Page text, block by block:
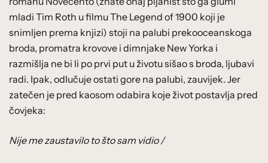
mladi Tim Roth u filmu The Legend of 1900 koji je
snimljen prema knjizi) stoji na palubi prekooceanskoga
broda, promatra krovove i dimnjake New Yorka i
razmišlja ne bi li po prvi put u životu sišao s broda, ljubavi
radi. Ipak, odlučuje ostati gore na palubi, zauvijek. Jer
zatečen je pred kaosom odabira koje život postavlja pred
čovjeka:
Nije me zaustavilo to što sam vidio /